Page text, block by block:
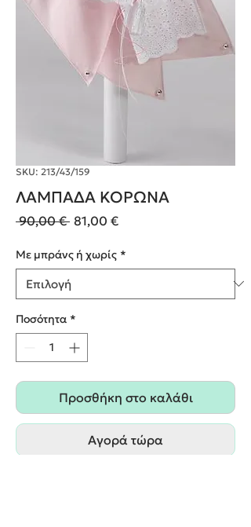
SKU: 213/43/159
ΛΑΜΠΑΔΑ ΚΟΡΩΝΑ
90,00 € Κανονική
81,00 €Τιμή
Με μπράνς ή χωρίς *
Ποσότητα *
Προσθήκη στο καλάθι
Αγορά τώρα